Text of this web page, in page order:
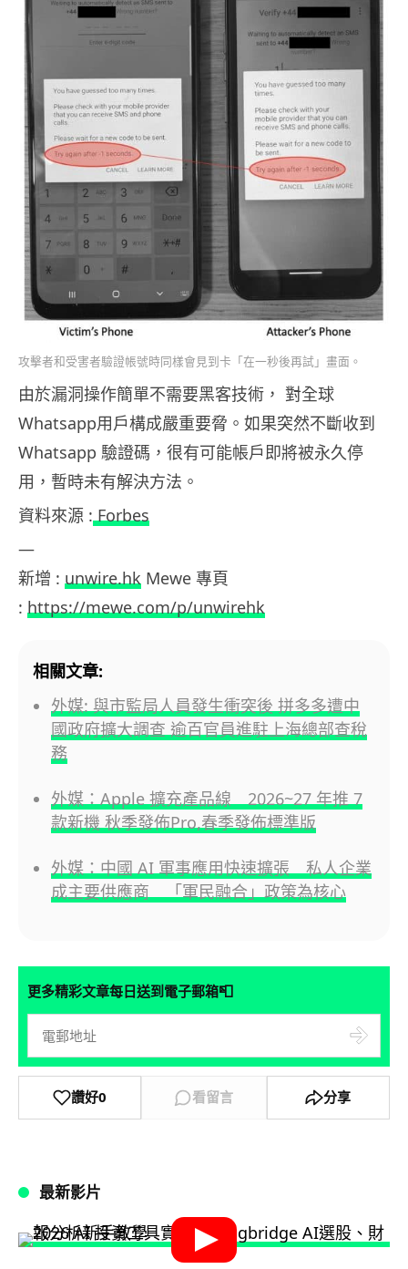
攻擊者和受害者驗證帳號時同樣會見到卡「在一秒後再試」畫面。
由於漏洞操作簡單不需要黑客技術， 對全球
Whatsapp用戶構成嚴重要脅。如果突然不斷收到
Whatsapp 驗證碼，很有可能帳戶即將被永久停
用，暫時未有解決方法。
資料來源 : Forbes
—
新增 : unwire.hk Mewe 專頁
: https://mewe.com/p/unwirehk
相關文章:
外媒: 與市監局人員發生衝突後 拼多多遭中
國政府擴大調查 逾百官員進駐上海總部查稅
務
外媒：Apple 擴充產品線 2026~27 年推 7
款新機 秋季發佈Pro,春季發佈標準版
外媒：中國 AI 軍事應用快速擴張 私人企業
成主要供應商 「軍民融合」政策為核心
更多精彩文章每日送到電子郵箱📮
讚好0 看留言 分享
最新影片